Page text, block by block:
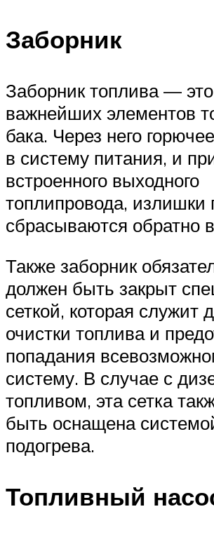
Заборник
Заборник топлива —
важнейших элементов
бака. Через него
в систему питания, и
встроенного выходного
топлипровода, излишки
сбрасываются обратно
Также заборник
должен быть закрыт
сеткой, которая служит
очистки топлива и
попадания
систему. В случае с
топливом, эта сетка
быть оснащена
подогрева.
Топливный